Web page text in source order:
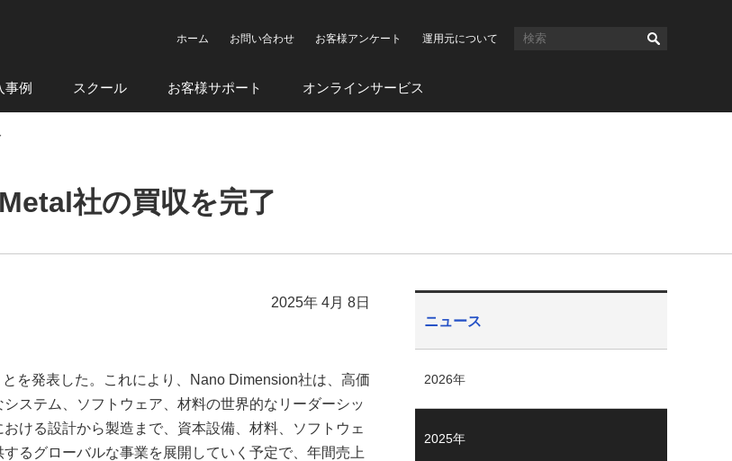
ホーム
お問い合わせ お客様アンケート 運用元について
事例 スクール お客様サポート オンラインサービス
社の買収を完了
2025年 4月 8日
を発表した。これにより、Nano Dimension社は、高価
ステム、ソフトウェア、材料の世界的なリーダーシッ
ける設計から製造まで、資本設備、材料、ソフトウェ
るグローバルな事業を展開していく予定で、年間売上
ニュース
2026年
2025年